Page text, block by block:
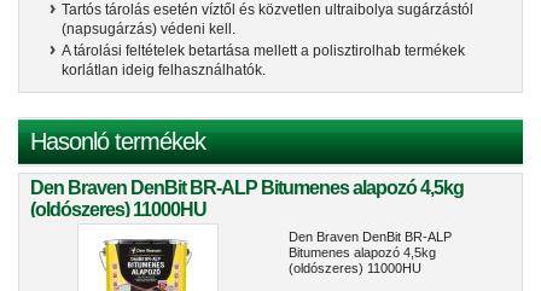
Tartós tárolás esetén víztől és közvetlen ultraibolya sugárzástól
(napsugárzás) védeni kell.
A tárolási feltételek betartása mellett a polisztirolhab termékek
korlátlan ideig felhasználhatók.
Hasonló termékek
Den Braven DenBit BR-ALP Bitumenes alapozó 4,5kg
(oldószeres) 11000HU
Den Braven DenBit BR-ALP
Bitumenes alapozó 4,5kg
(oldószeres) 11000HU